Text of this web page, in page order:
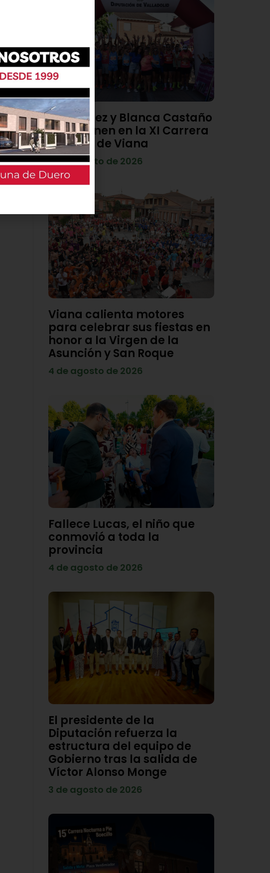
Diego Díez y Blanca Castaño
se imponen en la XI Carrera
Popular de Viana
4 de agosto de 2026
Viana calienta motores
para celebrar sus fiestas en
honor a la Virgen de la
Asunción y San Roque
4 de agosto de 2026
Fallece Lucas, el niño que
conmovió a toda la
provincia
4 de agosto de 2026
El presidente de la
Diputación refuerza la
estructura del equipo de
Gobierno tras la salida de
Víctor Alonso Monge
3 de agosto de 2026